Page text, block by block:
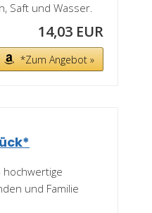
Saft und Wasser.
14,03 EUR
*Zum Angebot »
hochwertige
und Familie